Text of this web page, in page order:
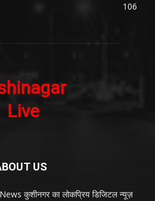
106
US
कुशीनगर का लोकप्रिय डिजिटल न्यूज़